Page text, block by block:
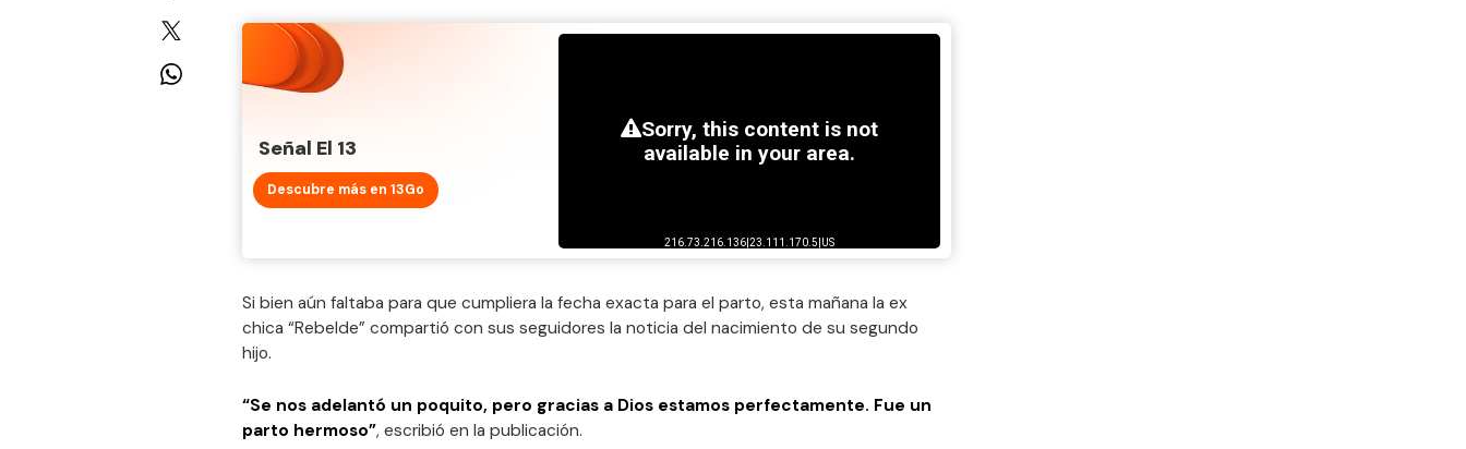
Señal El 13
Descubre más en 13Go
Si bien aún faltaba para que cumpliera la fecha exacta para el parto, esta mañana la ex
chica “Rebelde” compartió con sus seguidores la noticia del nacimiento de su segundo
hijo.
“Se nos adelantó un poquito, pero gracias a Dios estamos perfectamente. Fue un
parto hermoso”, escribió en la publicación.